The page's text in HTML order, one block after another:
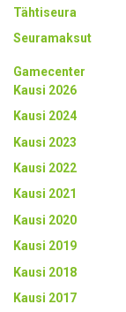
Tähtiseura
Seuramaksut
Gamecenter
Kausi 2026
Kausi 2024
Kausi 2023
Kausi 2022
Kausi 2021
Kausi 2020
Kausi 2019
Kausi 2018
Kausi 2017